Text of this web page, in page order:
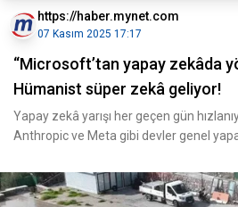
https://haber.mynet.com
07 Kasım 2025 17:17
“Microsoft’tan yapay zekâda
Hümanist süper zekâ geliyor!
Yapay zekâ yarışı her geçen gün
Anthropic ve Meta gibi devler genel